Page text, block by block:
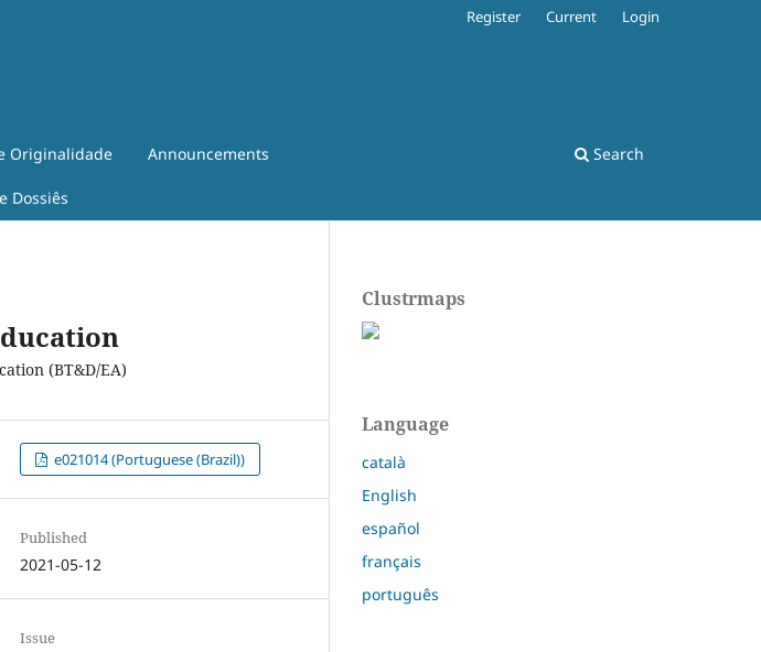
Originalidade Announcements
Dossiês
Search
Register Current Login
(BT&D/EA)
e021014 (Portuguese (Brazil))
Published
2021-05-12
Issue
Clustrmaps
Language
català
English
español
français
português